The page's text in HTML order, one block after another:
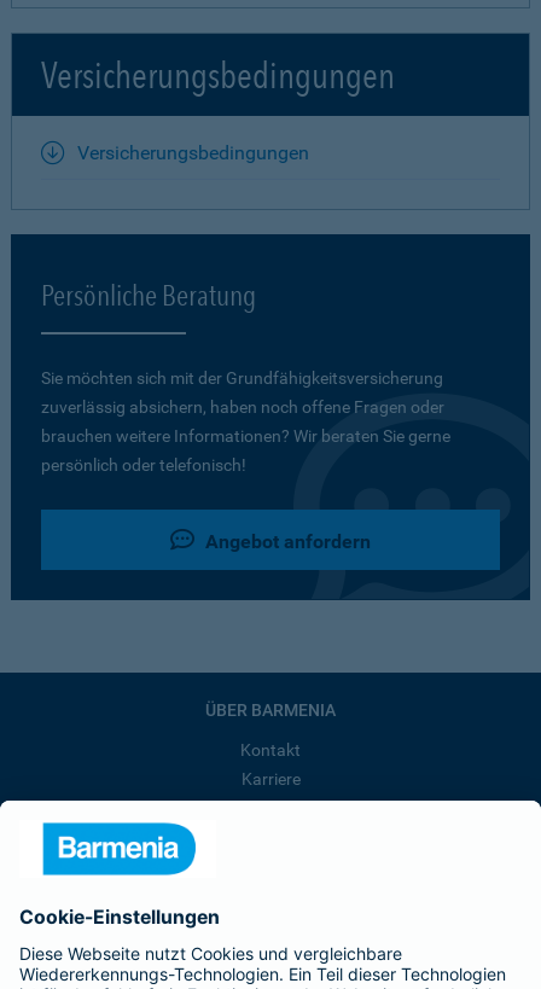
Versicherungsbedingungen
Versicherungsbedingungen
Persönliche Beratung
Sie möchten sich mit der Grundfähigkeits­versicherung
zuverlässig absichern, haben noch offene Fragen oder
brauchen weitere Informationen? Wir beraten Sie gerne
persönlich oder telefonisch!
Angebot anfordern
ÜBER BARMENIA
Kontakt
Karriere
Barmenia ist Teil der BarmeniaGothaer
BELIEBTE SEITEN